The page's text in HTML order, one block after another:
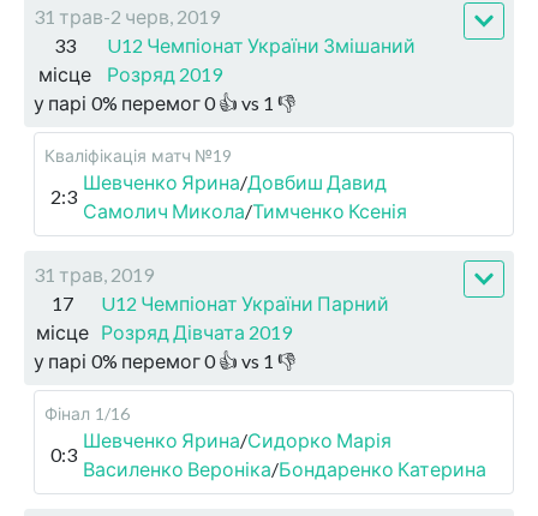
31 трав-2 черв, 2019
33
місце
U12 Чемпіонат України Змішаний
Розряд 2019
у парі 0% перемог0👍 vs 1 👎
Кваліфікація матч №19
2:3
Шевченко Ярина/Довбиш Давид
Самолич Микола/Тимченко Ксенія
31 трав, 2019
17
місце
U12 Чемпіонат України Парний
Розряд Дівчата 2019
у парі 0% перемог0👍 vs 1 👎
Фінал 1/16
0:3
Шевченко Ярина/Сидорко Марія
Василенко Вероніка/Бондаренко Катерина